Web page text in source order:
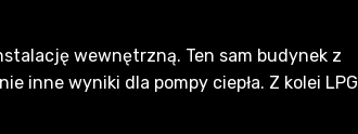
wewnętrzną. Ten sam budynek z
inne wyniki dla pompy ciepła. Z kolei LPG